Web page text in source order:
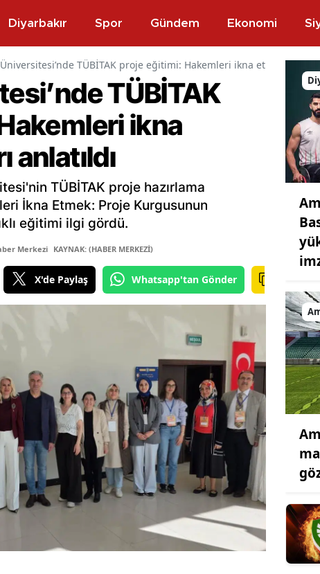
Diyarbakır Spor Gündem Ekonomi
TÜBİTAK proje eğitimi: Hakemleri ikna etmenin
TÜBİTAK
ikna
anlatıldı
TÜBİTAK proje hazırlama
İkna Etmek: Proje Kurgusunun
eğitimi ilgi gördü.
Merkezi KAYNAK: (HABER MERKEZİ)
X'de Paylaş Whatsapp'tan Gönder